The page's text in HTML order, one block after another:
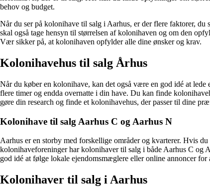
behov og budget.
Når du ser på kolonihave til salg i Aarhus, er der flere faktorer,
skal også tage hensyn til størrelsen af kolonihaven og om den
Vær sikker på, at kolonihaven opfylder alle dine ønsker og krav.
Kolonihavehus til salg Århus
Når du køber en kolonihave, kan det også være en god idé at
flere timer og endda overnatte i din have. Du kan finde
gøre din research og finde et kolonihavehus, der passer til dine
Kolonihave til salg Aarhus C og Aarhus N
Aarhus er en storby med forskellige områder og kvarterer. Hvis
kolonihaveforeninger har kolonihaver til salg i både Aarhus C og
god idé at følge lokale ejendomsmæglere eller online annoncer
Kolonihaver til salg i Aarhus